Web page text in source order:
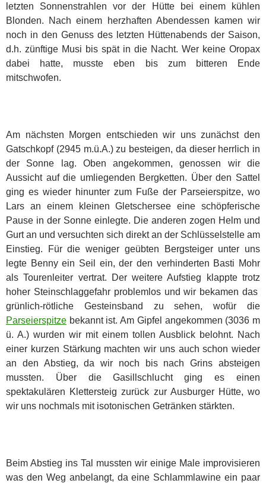
letzten Sonnenstrahlen vor der Hütte bei einem kühlen
Blonden. Nach einem herzhaften Abendessen kamen wir
noch in den Genuss des letzten Hüttenabends der Saison,
d.h. zünftige Musi bis spät in die Nacht. Wer keine Oropax
dabei hatte, musste eben bis zum bitteren Ende
mitschwofen.
Am nächsten Morgen entschieden wir uns zunächst den
Gatschkopf (2945 m.ü.A.) zu besteigen, da dieser herrlich in
der Sonne lag. Oben angekommen, genossen wir die
Aussicht auf die umliegenden Bergketten. Über den Sattel
ging es wieder hinunter zum Fuße der Parseierspitze, wo
Lars an einem kleinen Gletschersee eine schöpferische
Pause in der Sonne einlegte. Die anderen zogen Helm und
Gurt an und versuchten sich direkt an der Schlüsselstelle am
Einstieg. Für die weniger geübten Bergsteiger unter uns
legte Benny ein Seil ein, der den verhinderten Basti Mohr
als Tourenleiter vertrat. Der weitere Aufstieg klappte trotz
hoher Steinschlaggefahr problemlos und wir bekamen das
grünlich-rötliche Gesteinsband zu sehen, wofür die
Parseierspitze bekannt ist. Am Gipfel angekommen (3036 m
ü. A.) wurden wir mit einem tollen Ausblick belohnt. Nach
einer kurzen Stärkung machten wir uns auch schon wieder
an den Abstieg, da wir noch bis nach Grins absteigen
mussten. Über die Gasillschlucht ging es einen
spektakulären Klettersteig zurück zur Ausburger Hütte, wo
wir uns nochmals mit isotonischen Getränken stärkten.
Beim Abstieg ins Tal mussten wir einige Male improvisieren
was den Weg anbelangt, da eine Schlammlawine ein paar